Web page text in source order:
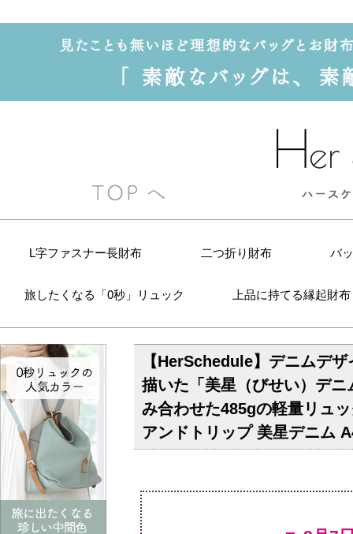
L字ファスナー長財布 二つ折り財布 バ
旅したくなる「0秒」リュック 上品に持てる縁起財布
【HerSchedule】デニムデ
描いた「美星（びせい）デ
み合わせた485gの軽量リュ
アンドトリップ 美星デニム